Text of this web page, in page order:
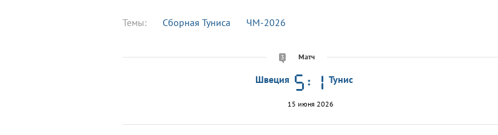
Темы: Сборная Туниса ЧМ-2026
3 Матч
Швеция Тунис
15 июня 2026